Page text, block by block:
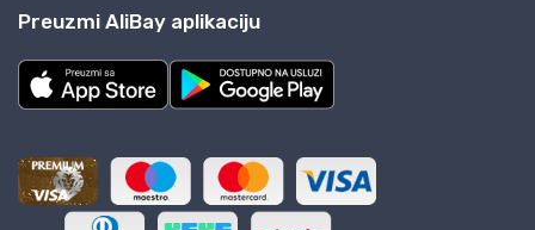
Preuzmi AliBay aplikaciju